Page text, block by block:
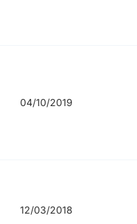
04/10/2019
12/03/2018